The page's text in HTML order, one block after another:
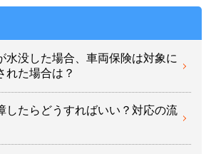
水没した場合、車両保険は対象に
れた場合は？
したらどうすればいい？対応の流